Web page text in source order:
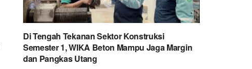
Di Tengah Tekanan Sektor Konstruksi
Semester 1, WIKA Beton Mampu Jaga Margin
dan Pangkas Utang